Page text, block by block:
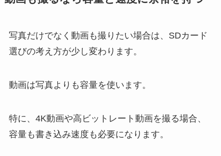
写真だけでなく動画も撮りたい場合は、SDカード
選びの考え方が少し変わります。
動画は写真よりも容量を使います。
特に、4K動画や高ビットレート動画を撮る場合、
容量も書き込み速度も必要になります。